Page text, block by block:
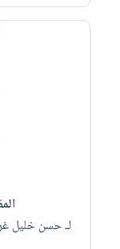
لـ حسن خليل